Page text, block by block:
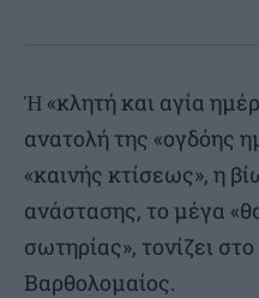
Ἡ «κλητή και αγία
ανατολή της «ογδόης
«καινής κτίσεως», η
ανάστασης, το μέγα
σωτηρίας», τονίζει
Βαρθολομαίος.